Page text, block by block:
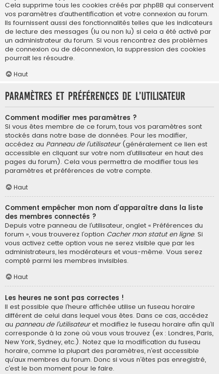
Cela supprime tous les cookies créés par phpBB qui conservent
vos paramètres d’authentification et votre connexion au forum.
Ils fournissent aussi des fonctionnalités telles que les indicateurs
de lecture des messages (lu ou non lu) si cela a été activé par
un administrateur du forum. Si vous rencontrez des problèmes
de connexion ou de déconnexion, la suppression des cookies
pourrait les résoudre.
Haut
Paramètres et préférences de l’utilisateur
Comment modifier mes paramètres ?
Si vous êtes membre de ce forum, tous vos paramètres sont
stockés dans notre base de données. Pour les modifier,
accédez au Panneau de l’utilisateur(généralement ce lien est
accessible en cliquant sur votre nom d’utilisateur en haut des
pages du forum). Cela vous permettra de modifier tous les
paramètres et préférences de votre compte.
Haut
Comment empêcher mon nom d’apparaître dans la liste
des membres connectés ?
Depuis votre panneau de l’utilisateur, onglet « Préférences du
forum », vous trouverez l’option Cacher mon statut en ligne. Si
vous activez cette option vous ne serez visible que par les
administrateurs, les modérateurs et vous-même. Vous serez
compté parmi les membres invisibles.
Haut
Les heures ne sont pas correctes !
Il est possible que l’heure affichée utilise un fuseau horaire
différent de celui dans lequel vous êtes. Dans ce cas, accédez
au panneau de l’utilisateuret modifiez le fuseau horaire afin qu’il
corresponde à la zone où vous vous trouvez (ex : Londres, Paris,
New York, Sydney, etc.). Notez que la modification du fuseau
horaire, comme la plupart des paramètres, n’est accessible
qu’aux membres du forum. Donc si vous n’êtes pas enregistré,
c’est le bon moment pour le faire.